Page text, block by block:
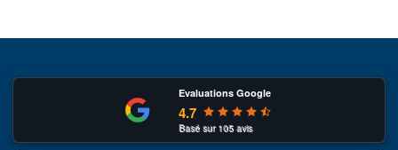
Evaluations Google
4.7
Basé sur105avis